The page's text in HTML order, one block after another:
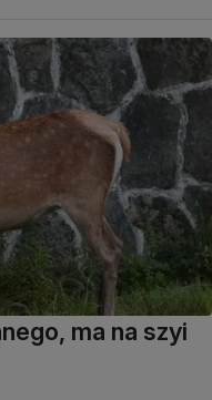
ma na szyi